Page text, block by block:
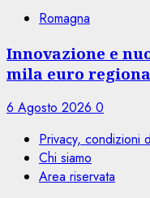
Romagna
Innovazione e
mila euro
6 Agosto 2026 0
Privacy, condizioni
Chi siamo
Area riservata